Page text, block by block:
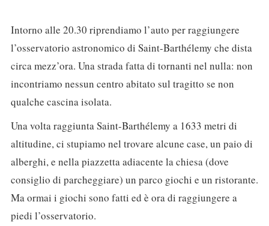
Intorno alle 20.30 riprendiamo l’auto per raggiungere
l’osservatorio astronomico di Saint-Barthélemy che dista
circa mezz’ora. Una strada fatta di tornanti nel nulla: non
incontriamo nessun centro abitato sul tragitto se non
qualche cascina isolata.
Una volta raggiunta Saint-Barthélemy a 1633 metri di
altitudine, ci stupiamo nel trovare alcune case, un paio di
alberghi, e nella piazzetta adiacente la chiesa (dove
consiglio di parcheggiare) un parco giochi e un ristorante.
Ma ormai i giochi sono fatti ed è ora di raggiungere a
piedi l’osservatorio.